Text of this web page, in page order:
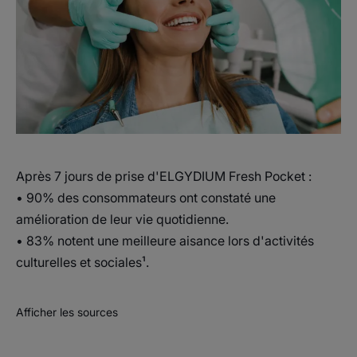
• AMÉLIORE la vie quotidienne.
Après 7 jours de prise d'ELGYDIUM Fresh Pocket :
• 90% des consommateurs ont constaté une
amélioration de leur vie quotidienne.
• 83% notent une meilleure aisance lors d'activités
culturelles et sociales¹.
Afficher les sources